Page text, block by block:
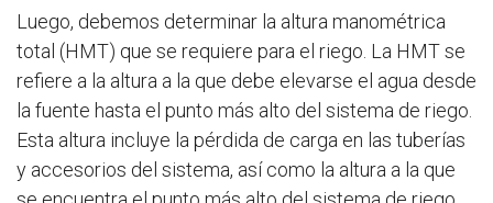
Luego, debemos determinar la altura manométrica
total (HMT) que se requiere para el riego. La HMT se
refiere a la altura a la que debe elevarse el agua desde
la fuente hasta el punto más alto del sistema de riego.
Esta altura incluye la pérdida de carga en las tuberías
y accesorios del sistema, así como la altura a la que